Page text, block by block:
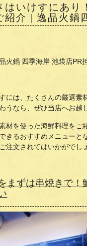
はいけすにあり
紹介 | 逸品火鍋
火鍋 四季海岸 池袋店PR
には、たくさんの厳選素
うなら、ぜひ当店へお越
材を使った海鮮料理をご
きるおすすめメニューと
注文されてはいかがでし
まずは串焼きで！